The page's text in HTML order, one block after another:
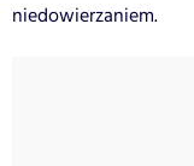
niedowierzaniem.